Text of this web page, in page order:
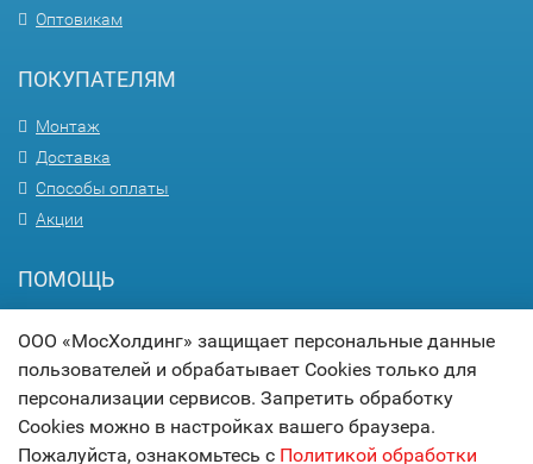
Оптовикам
ПОКУПАТЕЛЯМ
Монтаж
Доставка
Способы оплаты
Акции
ПОМОЩЬ
Карта сайта
ООО «МосХолдинг» защищает персональные данные
пользователей и обрабатывает Cookies только для
персонализации сервисов. Запретить обработку
Cookies можно в настройках вашего браузера.
Пожалуйста, ознакомьтесь с Политикой обработки